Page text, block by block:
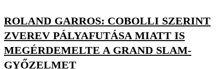
ROLAND GARROS: COBOLLI SZERINT
ZVEREV PÁLYAFUTÁSA MIATT IS
MEGÉRDEMELTE A GRAND SLAM-
GYŐZELMET